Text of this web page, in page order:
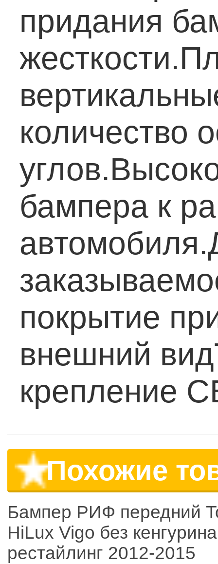
придания
количество
бампера к
покрытие
внешний
крепление
Похожие
Бампер РИФ передний
HiLux Vigo без
рестайлинг 2012-2015